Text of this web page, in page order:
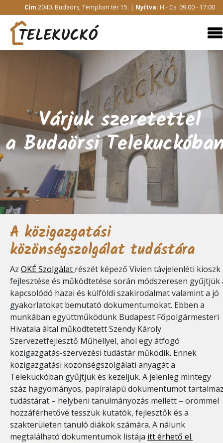
Cím 2040. Budaörs, Templom tér 15. | Nyítva: H - Cs: 09:00 - 17:00
Várjuk szeretettel
a Budaörsi
Várjuk szeretettel
a Budaörsi
A közigazgatási
közönségszolgálat tudástára
Az OKÉ Szolgálat részét képező Vivien távjelenléti kioszk
fejlesztése és működtetése során módszeresen gyűjtjük
kapcsolódó hazai és külföldi szakirodalmat valamint a jó
gyakorlatokat bemutató dokumentumokat. Ebben a
munkában együttműködünk Budapest Főpolgármesteri
Hivatala által működtetett Szendy Károly
Szervezetfejlesztő Műhellyel, ahol egy átfogó
közigazgatás-szervezési tudástár működik. Ennek
közigazgatási közönségszolgálati anyagát a
Telekuckóban gyűjtjük és kezeljük. A jelenleg mintegy
száz hagyományos, papíralapú dokumentumot
tudástárat – helybeni tanulmányozás mellett – örömmel
hozzáférhetővé tesszük kutatók, fejlesztők és a
szakterületen tanuló diákok számára. A nálunk
megtalálható dokumentumok listája itt érhető el.